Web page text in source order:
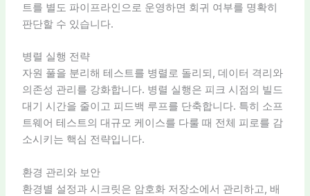
트를 별도 파이프라인으로 운영하면 회귀 여부를 명확히
판단할 수 있습니다.
병렬 실행 전략
자원 풀을 분리해 테스트를 병렬로 돌리되, 데이터 격리와
의존성 관리를 강화합니다. 병렬 실행은 피크 시점의 빌드
대기 시간을 줄이고 피드백 루프를 단축합니다. 특히 소프
트웨어 테스트의 대규모 케이스를 다룰 때 전체 피로를 감
소시키는 핵심 전략입니다.
환경 관리와 보안
환경별 설정과 시크릿은 암호화 저장소에서 관리하고, 배